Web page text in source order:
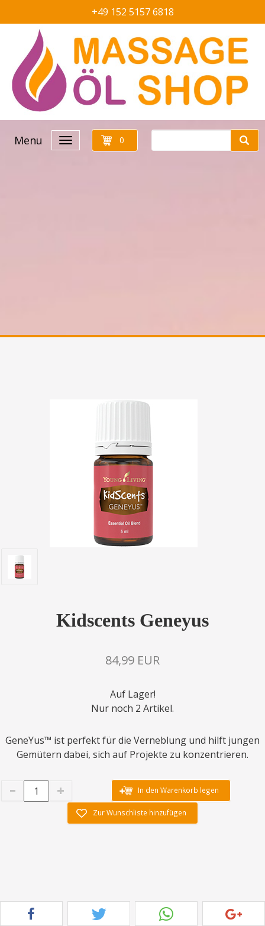
+49 152 5157 6818
Menu 0
Kidscents Geneyus
84,99 EUR
Auf Lager!
Nur noch 2 Artikel.
GeneYus™ ist perfekt für die Verneblung und hilft jungen
Gemütern dabei, sich auf Projekte zu konzentrieren.
In den Warenkorb legen
Zur Wunschliste hinzufügen